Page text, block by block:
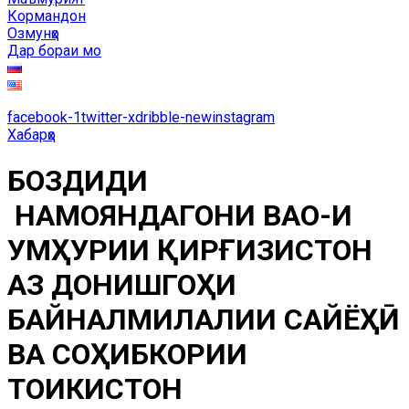
Кормандон
Озмунҳо
Дар бораи мо
facebook-1twitter-xdribble-newinstagram
Хабарҳо
БОЗДИДИ
НАМОЯНДАГОНИ ВАО-И
ҶУМҲУРИИ ҚИРҒИЗИСТОН
АЗ ДОНИШГОҲИ
БАЙНАЛМИЛАЛИИ САЙЁҲӢ
ВА СОҲИБКОРИИ
ТОҶИКИСТОН